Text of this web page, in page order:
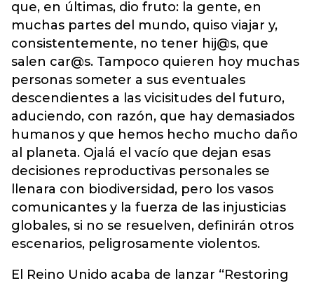
que, en últimas, dio fruto: la gente, en
muchas partes del mundo, quiso viajar y,
consistentemente, no tener hij@s, que
salen car@s. Tampoco quieren hoy muchas
personas someter a sus eventuales
descendientes a las vicisitudes del futuro,
aduciendo, con razón, que hay demasiados
humanos y que hemos hecho mucho daño
al planeta. Ojalá el vacío que dejan esas
decisiones reproductivas personales se
llenara con biodiversidad, pero los vasos
comunicantes y la fuerza de las injusticias
globales, si no se resuelven, definirán otros
escenarios, peligrosamente violentos.
El Reino Unido acaba de lanzar “Restoring